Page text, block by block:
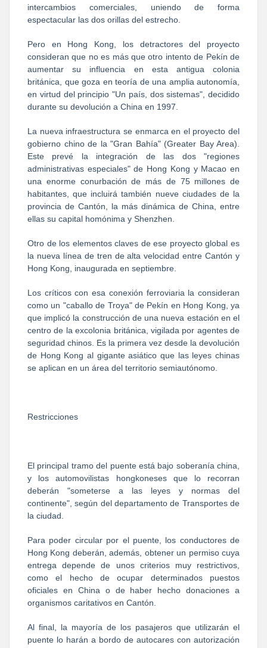
intercambios comerciales, uniendo de forma
espectacular las dos orillas del estrecho.
Pero en Hong Kong, los detractores del proyecto
consideran que no es más que otro intento de Pekín de
aumentar su influencia en esta antigua colonia
británica, que goza en teoría de una amplia autonomía,
en virtud del principio "Un país, dos sistemas", decidido
durante su devolución a China en 1997.
La nueva infraestructura se enmarca en el proyecto del
gobierno chino de la "Gran Bahía" (Greater Bay Area).
Este prevé la integración de las dos "regiones
administrativas especiales" de Hong Kong y Macao en
una enorme conurbación de más de 75 millones de
habitantes, que incluirá también nueve ciudades de la
provincia de Cantón, la más dinámica de China, entre
ellas su capital homónima y Shenzhen.
Otro de los elementos claves de ese proyecto global es
la nueva línea de tren de alta velocidad entre Cantón y
Hong Kong, inaugurada en septiembre.
Los críticos con esa conexión ferroviaria la consideran
como un "caballo de Troya" de Pekín en Hong Kong, ya
que implicó la construcción de una nueva estación en el
centro de la excolonia británica, vigilada por agentes de
seguridad chinos. Es la primera vez desde la devolución
de Hong Kong al gigante asiático que las leyes chinas
se aplican en un área del territorio semiautónomo.
Restricciones
El principal tramo del puente está bajo soberanía china,
y los automovilistas hongkoneses que lo recorran
deberán "someterse a las leyes y normas del
continente", según del departamento de Transportes de
la ciudad.
Para poder circular por el puente, los conductores de
Hong Kong deberán, además, obtener un permiso cuya
entrega depende de unos criterios muy restrictivos,
como el hecho de ocupar determinados puestos
oficiales en China o de haber hecho donaciones a
organismos caritativos en Cantón.
Al final, la mayoría de los pasajeros que utilizarán el
puente lo harán a bordo de autocares con autorización